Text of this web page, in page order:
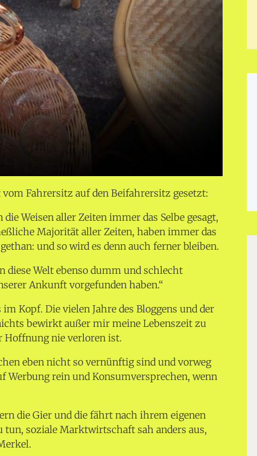
Fahrersitz auf den Beifahrersitz gesetzt:
Weisen aller Zeiten immer das Selbe gesagt,
Majorität aller Zeiten, haben immer das
und so wird es denn auch ferner bleiben.
diese Welt ebenso dumm und schlecht
Ankunft vorgefunden haben.“
Kopf. Die vielen Jahre des Bloggens und der
bewirkt außer mir meine Lebenszeit zu
Hoffnung nie verloren ist.
eben nicht so vernünftig sind und vorweg
Werbung rein und Konsumversprechen, wenn
die Gier und die fährt nach ihrem eigenen
tun, soziale Marktwirtschaft sah anders aus,